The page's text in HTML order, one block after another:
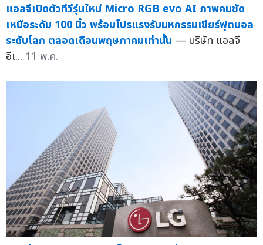
แอลจีเปิดตัวทีวีรุ่นใหม่ Micro RGB evo AI ภาพคมชัด
เหนือระดับ 100 นิ้ว พร้อมโปรแรงรับมหกรรมเชียร์ฟุตบอล
ระดับโลก ตลอดเดือนพฤษภาคมเท่านั้น — บริษัท แอลจี
อีเ... 11 พ.ค.